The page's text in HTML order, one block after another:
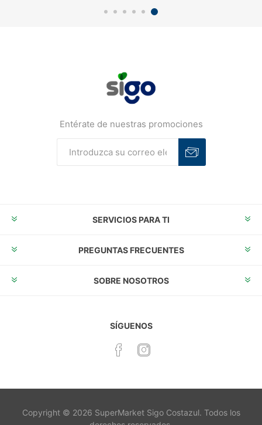
Entérate de nuestras promociones
SERVICIOS PARA TI
PREGUNTAS FRECUENTES
SOBRE NOSOTROS
SÍGUENOS
Copyright © 2026 SuperMarket Sigo Costazul. Todos los